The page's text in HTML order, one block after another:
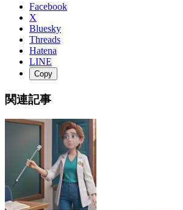
Facebook
X
Bluesky
Threads
Hatena
LINE
Copy
関連記事